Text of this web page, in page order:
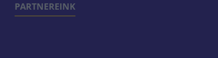
PARTNEREINK